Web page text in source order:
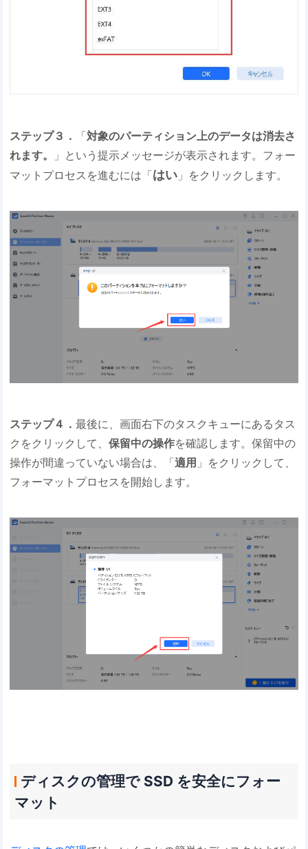
ステップ３． 「対象のパーティション上のデータは消去さ
れます。
」という提示メッセージが表示されます。フォー
マットプロセスを進むには「はい 」をクリックします。
ステップ４．最後に、画面右下のタスクキューにあるタス
クをクリックして、保留中の操作を確認します。保留中の
操作が間違っていない場合は、「適用 」をクリックして、
フォーマットプロセスを開始します。
ディスクの管理で SSD を安全にフォー
マット